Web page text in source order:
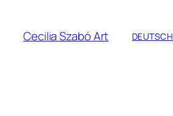
springen
Cecilia Szabó Art DEUTSCH